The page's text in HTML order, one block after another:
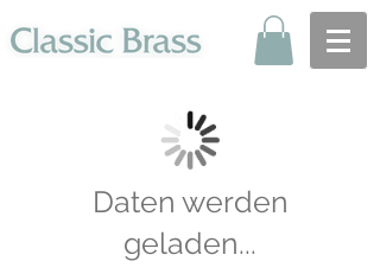
Daten werden
geladen...